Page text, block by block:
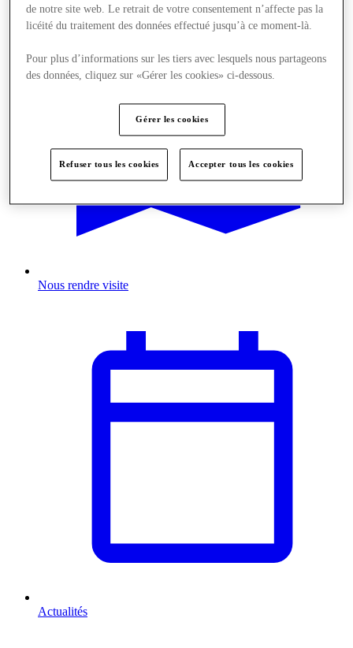
Nous rendre visite
Actualités
de notre site web. Le retrait de votre consentement n’affecte pas la
licéité du traitement des données effectué jusqu’à ce moment-là.
Pour plus d’informations sur les tiers avec lesquels nous partageons
des données, cliquez sur «Gérer les cookies» ci-dessous.
Gérer les cookies
Refuser tous les cookies Accepter tous les cookies